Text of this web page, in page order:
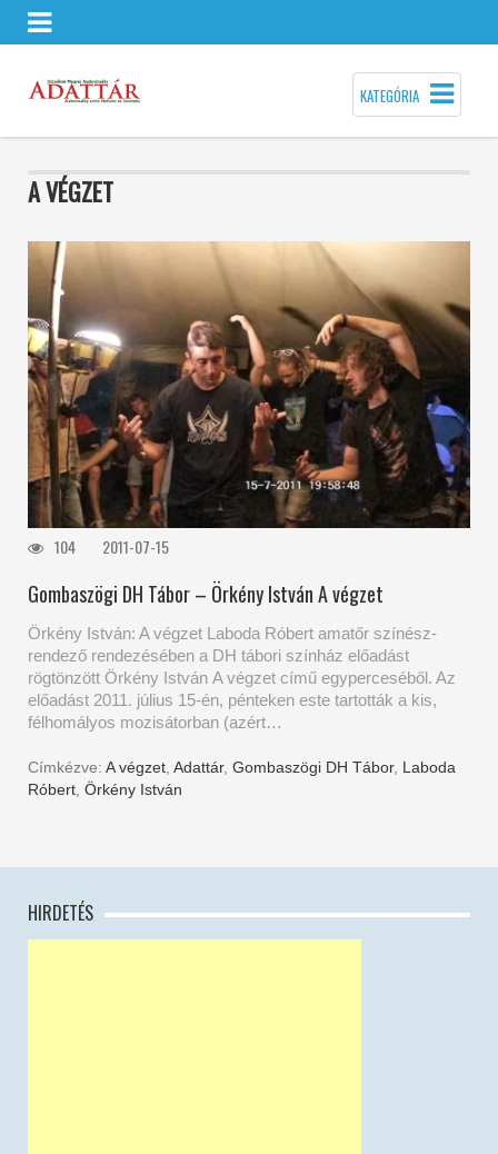
KATEGÓRIA
A VÉGZET
104 2011-07-15
Gombaszögi DH Tábor – Örkény István A végzet
Örkény István: A végzet Laboda Róbert amatőr színész-
rendező rendezésében a DH tábori színház előadást
rögtönzött Örkény István A végzet című egyperceséből. Az
előadást 2011. július 15-én, pénteken este tartották a kis,
félhomályos mozisátorban (azért…
Címkézve: A végzet, Adattár, Gombaszögi DH Tábor, Laboda
Róbert, Örkény István
HIRDETÉS